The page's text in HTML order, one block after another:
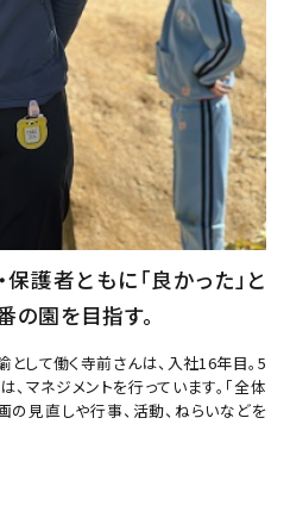
護者ともに「良かった」と
の園を目指す。
して働く寺前さんは、入社16年目。5
マネジメントを行っています。「全体
見直しや行事、活動、ねらいなどを